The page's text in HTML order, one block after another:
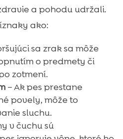
a pohodu udržali.
ako:
sa zrak sa môže
o predmety či
zotmení.
– Ak pes prestane
povely, môže to
sluchu.
v čuchu sú